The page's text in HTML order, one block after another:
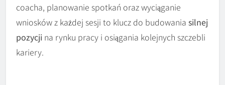
coacha, planowanie spotkań oraz wyciąganie
wniosków z każdej sesji to klucz do budowania silnej
pozycji na rynku pracy i osiągania kolejnych szczebli
kariery.